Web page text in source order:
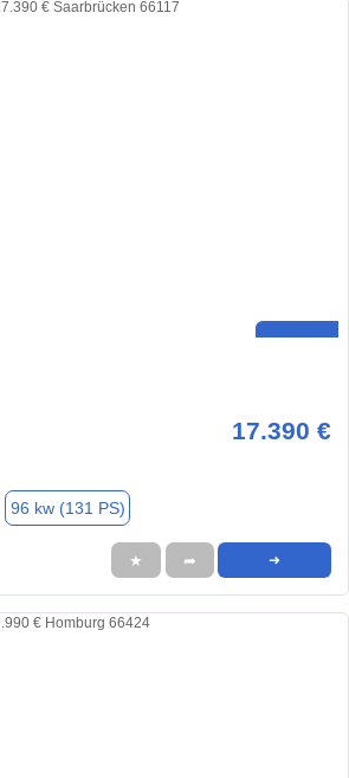
17.390 €
96 kw (131 PS)
★ ➦ ➜